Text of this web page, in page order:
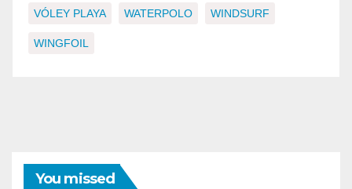
VÓLEY PLAYA WATERPOLO WINDSURF
WINGFOIL
You missed